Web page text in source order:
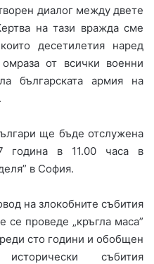
диалог между двете
на тази вражда сме
десетилетия наред
от всички военни
българската армия на
ще бъде отслужена
година в 11.00 часа в
в София.
на злокобните събития
проведе „кръгла маса”
сто години и обобщен
събития